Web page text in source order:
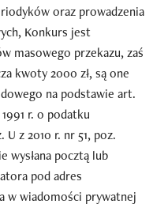
oraz prowadzenia
Konkurs jest
masowego przekazu, zaś
kwoty 2000 zł, są one
na podstawie art.
r. o podatku
z 2010 r. nr 51, poz.
wysłana pocztą lub
pod adres
w wiadomości prywatnej